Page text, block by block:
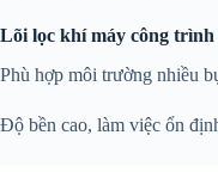
Lõi lọc khí máy công trình
Phù hợp môi trường nhiều
Độ bền cao, làm việc ổn